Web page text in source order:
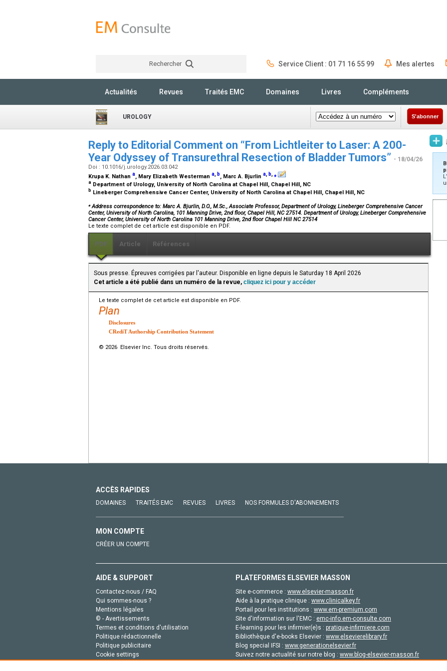
Rechercher Service Client : 01 71 16 55 99 Mes alertes
Actualités Revues Traités EMC Domaines Livres Compléments
UROLOGY S'abonner
Reply to Editorial Comment on “From Lichtleiter to Laser: A 200-
Year Odyssey of Transurethral Resection of Bladder Tumors” - 18/04/26
Doi : 10.1016/j.urology.2026.03.042
Krupa K. Nathan a, Mary Elizabeth Westerman a, b, Marc A. Bjurlin a, b,⁎
a Department of Urology, University of North Carolina at Chapel Hill, Chapel Hill, NC
b Lineberger Comprehensive Cancer Center, University of North Carolina at Chapel Hill, Chapel Hill, NC
⁎Address correspondence to: Marc A. Bjurlin, D.O., M.Sc., Associate Professor, Department of Urology, Lineberger Comprehensive Cancer
Center, University of North Carolina, 101 Manning Drive, 2nd floor, Chapel Hill, NC 27514. Department of Urology, Lineberger Comprehensive
Cancer Center, University of North Carolina 101 Manning Drive, 2nd floor Chapel Hill NC 27514
Le texte complet de cet article est disponible en PDF.
PDF Article Références
Sous presse. Épreuves corrigées par l'auteur. Disponible en ligne depuis le Saturday 18 April 2026
Cet article a été publié dans un numéro de la revue, cliquez ici pour y accéder
Le texte complet de cet article est disponible en PDF.
Plan
Disclosures
CRediT Authorship Contribution Statement
© 2026 Elsevier Inc. Tous droits réservés.
ACCÈS RAPIDES
DOMAINES TRAITÉS EMC REVUES LIVRES NOS FORMULES D'ABONNEMENTS
MON COMPTE
CRÉER UN COMPTE
AIDE & SUPPORT
Contactez-nous / FAQ
Qui sommes-nous ?
Mentions légales
© - Avertissements
Termes et conditions d'utilisation
Politique rédactionnelle
Politique publicitaire
Cookie settings
PLATEFORMES ELSEVIER MASSON
Site e-commerce : www.elsevier-masson.fr
Aide à la pratique clinique : www.clinicalkey.fr
Portail pour les institutions : www.em-premium.com
Site d'information sur l'EMC : emc-info.em-consulte.com
E-learning pour les infirmier(e)s : pratique-infirmiere.com
Bibliothèque d'e-books Elsevier : www.elsevierelibrary.fr
Blog special IFSI : www.generationelsevier.fr
Suivez notre actualité sur notre blog : www.blog-elsevier-masson.fr